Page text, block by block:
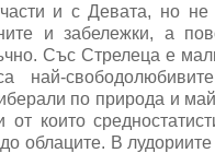
и с Девата, но
и забележки, а
Със Стрелеца е
най-
по природа и
от които
облаците. В